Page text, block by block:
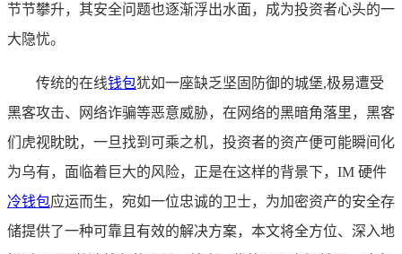
节节攀升，其安全问题也逐渐浮出水面，成为投资者心头的一
大隐忧。
传统的在线钱包犹如一座缺乏坚固防御的城堡,极易遭受
黑客攻击、网络诈骗等恶意威胁，在网络的黑暗角落里，黑客
们虎视眈眈，一旦找到可乘之机，投资者的资产便可能瞬间化
为乌有，面临着巨大的风险，正是在这样的背景下，IM 硬件
冷钱包应运而生，宛如一位忠诚的卫士，为加密资产的安全存
储提供了一种可靠且有效的解决方案，本文将全方位、深入地